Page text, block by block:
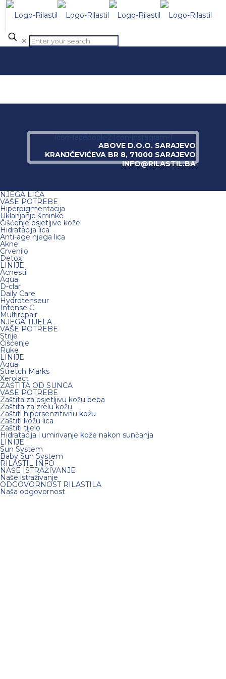
✕
Icon-facebook-2 Icon-instagram-1
ABOVE D.O.O. SARAJEVO
KRANJČEVIĆEVA BR 8, 71000 SARAJEVO
INFO@RILASTIL.BA
NJEGA LICA
VAŠE POTREBE
Hiperpigmentacija
Uklanjanje šminke
Čišćenje osjetljive kože
Hidratacija lica
Anti-age njega lica
Akne
Crvenilo
Detox
LINIJE
Acnestil
Aqua
D-clar
Daily Care
Hydrotenseur
Intense C
Multirepair
NJEGA TIJELA
VAŠE POTREBE
Strije
Čišćenje
Ruke
LINIJE
Aqua
Stretch Marks
Xerolact
ZAŠTITA OD SUNCA
VAŠE POTREBE
Zaštita za osjetljivu kožu beba
Zaštita za zrelu kožu
Zaštiti hipersenzitivnu kožu
Zaštiti kožu lica
Zaštiti tijelo
Hidratacija i umirivanje kože nakon sunčanja
LINIJE
Sun System
Baby Sun System
RILASTIL INFO
NAŠE ISTRAŽIVANJE
Naše istraživanje
ODGOVORNOST RILASTILA
Naša odgovornost